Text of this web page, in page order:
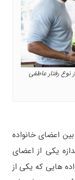
نوع رفتار عاطفی
اعضای خانواده
یکی از اعضای
هایی که یکی از